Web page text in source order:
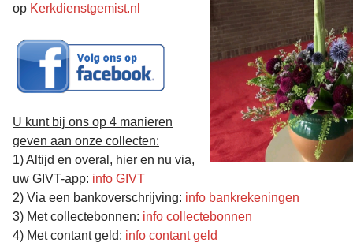
op Kerkdienstgemist.nl
U kunt bij ons op 4 manieren
geven aan onze collecten:
1) Altijd en overal, hier en nu via,
uw GIVT-app: info GIVT
2) Via een bankoverschrijving: info bankrekeningen
3) Met collectebonnen: info collectebonnen
4) Met contant geld: info contant geld